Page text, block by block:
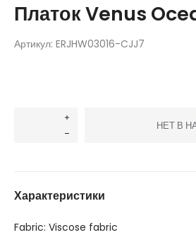
Платок Venus
Артикул: ERJHW03016-CJJ7
НЕТ В
Характеристики
Fabric: Viscose fabric